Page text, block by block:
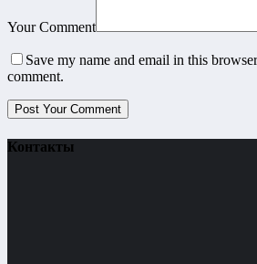
Your Comment
Save my name and email in this
comment.
Контакты